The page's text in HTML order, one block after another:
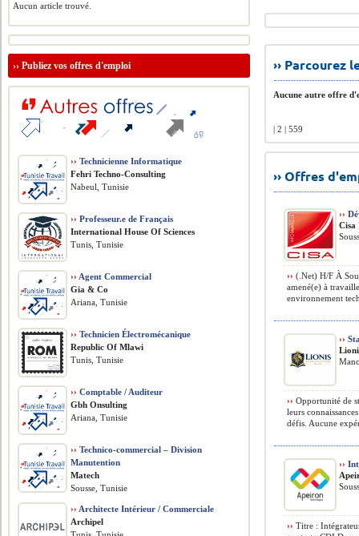
››
Aucune autre offre
| 2 | 559
›› Offres
››
Cisa
›› (.Net) H/F À
amené(e) à
environnement
››
›› Opportunité de
leurs
défis. Aucune
››
›› Titre :
Aucun article trouvé.
››Publiez vos offres d'emploi
›› Technicienne Informatique
Fehri Techno-Consulting
Nabeul, Tunisie
›› Professeur.e de Français
International House Of Sciences
Tunis, Tunisie
›› Agent Commercial
Gia & Co
Ariana, Tunisie
›› Technicien Électromécanique
Republic Of Mlawi
Tunis, Tunisie
›› Comptable / Auditeur
Gbh Onsulting
Ariana, Tunisie
›› Technico-commercial – Division
Manutention
Matech
Sousse, Tunisie
›› Architecte Intérieur / Commerciale
Archipel